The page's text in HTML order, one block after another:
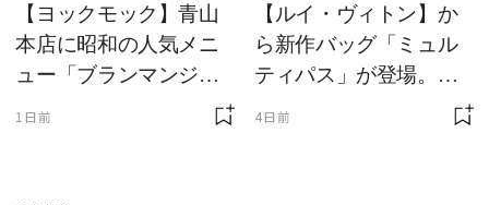
【ヨックモック】青山
本店に昭和の人気メニ
ュー「ブランマンジ
ェ」「ダックワーズ」
1日前
【ルイ・ヴィトン】か
ら新作バッグ「ミュル
ティパス」が登場。ミ
ニサイズもラインナッ
4日前